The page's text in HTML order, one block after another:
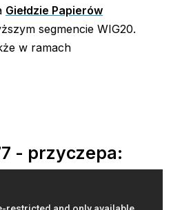
Giełdzie Papierów
segmencie WIG20.
w ramach
- przyczepa: